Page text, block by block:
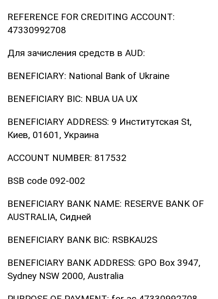
REFERENCE FOR CREDITING ACCOUNT:
47330992708
Для зачисления средств в AUD:
BENEFICIARY: National Bank of Ukraine
BENEFICIARY BIC: NBUA UA UX
BENEFICIARY ADDRESS: 9 Институтская St,
Киев, 01601, Украина
ACCOUNT NUMBER: 817532
BSB code 092-002
BENEFICIARY BANK NAME: RESERVE BANK OF
AUSTRALIA, Сидней
BENEFICIARY BANK BIC: RSBKAU2S
BENEFICIARY BANK ADDRESS: GPO Box 3947,
Sydney NSW 2000, Australia